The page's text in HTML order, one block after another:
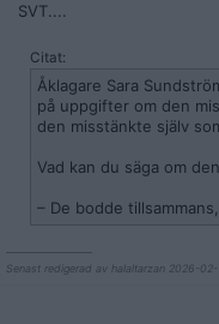
SVT....
Citat:
Åklagare Sara
på uppgifter om den
den misstänkte själv
Vad kan du säga om
– De bodde
Senast redigerad av halaltarzan 2026-02-